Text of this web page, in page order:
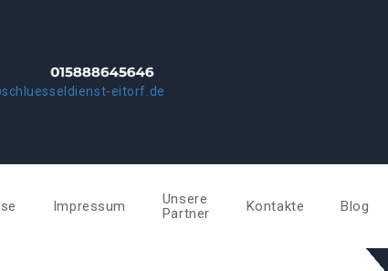
eitorf.de
Impressum
Unsere
Partner
Kontakte Blog